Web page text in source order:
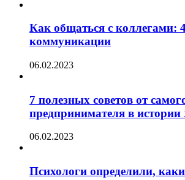
Как общаться с коллегами:
коммуникации
06.02.2023
7 полезных советов от
предпринимателя в
06.02.2023
Психологи определили,